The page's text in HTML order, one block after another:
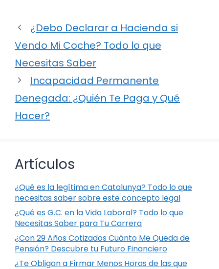
¿Debo Declarar a Hacienda si
Vendo Mi Coche? Todo lo que
Necesitas Saber
Incapacidad Permanente
Denegada: ¿Quién Te Paga y Qué
Hacer?
Artículos
¿Qué es la legítima en Catalunya? Todo lo que
necesitas saber sobre este concepto legal
¿Qué es G.C. en la Vida Laboral? Todo lo que
Necesitas Saber para Tu Carrera
¿Con 29 Años Cotizados Cuánto Me Queda de
Pensión? Descubre tu Futuro Financiero
¿Te Obligan a Firmar Menos Horas de las que